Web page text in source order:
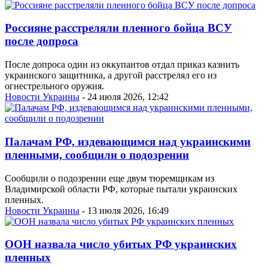
Россияне расстреляли пленного бойца ВСУ
после допроса
После допроса один из оккупантов отдал приказ казнить
украинского защитника, а другой расстрелял его из
огнестрельного оружия.
Новости Украины - 24 июля 2026, 12:42
Палачам РФ, издевающимся над украинскими
пленными, сообщили о подозрении
Сообщили о подозрении еще двум тюремщикам из
Владимирской области РФ, которые пытали украинских
пленных.
Новости Украины - 13 июля 2026, 16:49
ООН назвала число убитых РФ украинских
пленных